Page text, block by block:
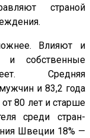
страной
Влияют и
и собственные
Средняя
и 83,2 года
80 лет и старше
среди стран-
Швеции 18% —